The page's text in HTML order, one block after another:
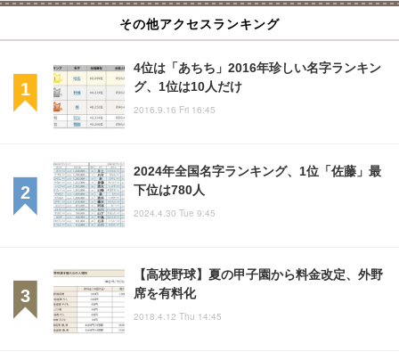
その他アクセスランキング
4位は「あちち」2016年珍しい名字ランキン
グ、1位は10人だけ
2016.9.16 Fri 16:45
2024年全国名字ランキング、1位「佐藤」最
下位は780人
2024.4.30 Tue 9:45
【高校野球】夏の甲子園から料金改定、外野
席を有料化
2018.4.12 Thu 14:45